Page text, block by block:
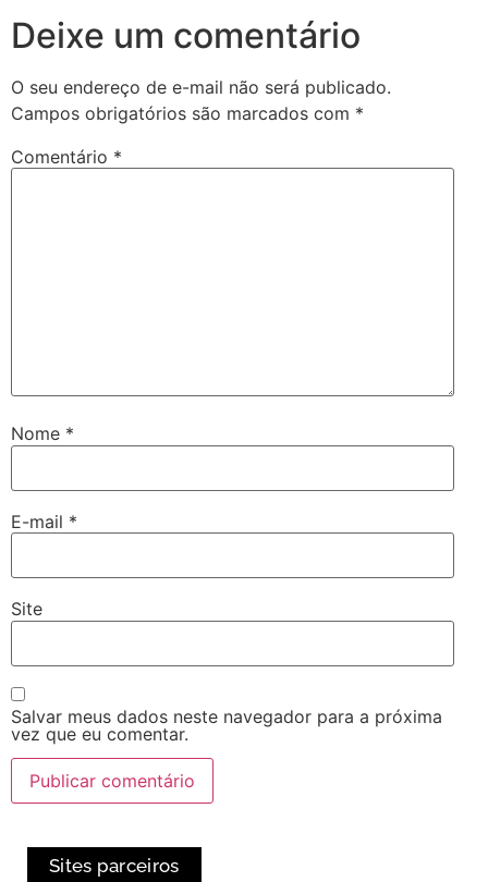
Deixe um comentário
O seu endereço de e-mail não será publicado.
Campos obrigatórios são marcados com *
Comentário *
Nome *
E-mail *
Site
Salvar meus dados neste navegador para a próxima
vez que eu comentar.
Sites parceiros